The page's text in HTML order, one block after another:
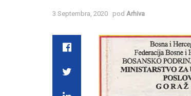
3 Septembra, 2020 pod Arhiva